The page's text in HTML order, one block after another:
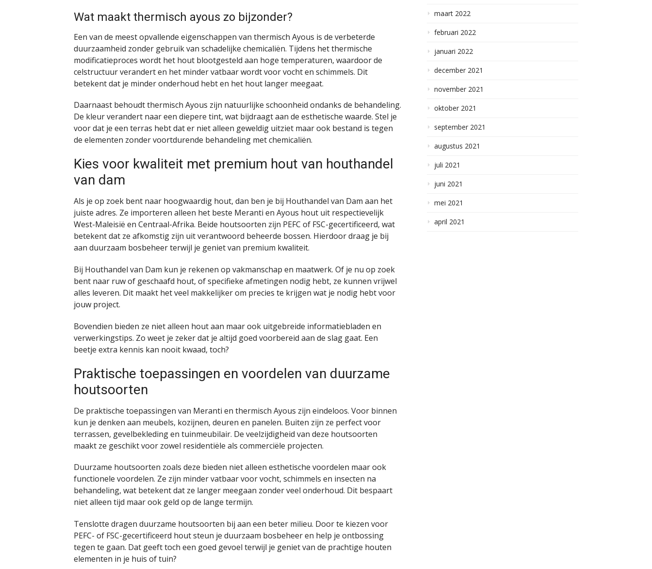
Wat maakt thermisch ayous zo bijzonder?
Een van de meest opvallende eigenschappen van thermisch Ayous is de verbeterde
duurzaamheid zonder gebruik van schadelijke chemicaliën. Tijdens het thermische
modificatieproces wordt het hout blootgesteld aan hoge temperaturen, waardoor de
celstructuur verandert en het minder vatbaar wordt voor vocht en schimmels. Dit
betekent dat je minder onderhoud hebt en het hout langer meegaat.
Daarnaast behoudt thermisch Ayous zijn natuurlijke schoonheid ondanks de behandeling.
De kleur verandert naar een diepere tint, wat bijdraagt aan de esthetische waarde. Stel je
voor dat je een terras hebt dat er niet alleen geweldig uitziet maar ook bestand is tegen
de elementen zonder voortdurende behandeling met chemicaliën.
Kies voor kwaliteit met premium hout van houthandel
van dam
Als je op zoek bent naar hoogwaardig hout, dan ben je bij Houthandel van Dam aan het
juiste adres. Ze importeren alleen het beste Meranti en Ayous hout uit respectievelijk
West-Maleisië en Centraal-Afrika. Beide houtsoorten zijn PEFC of FSC-gecertificeerd, wat
betekent dat ze afkomstig zijn uit verantwoord beheerde bossen. Hierdoor draag je bij
aan duurzaam bosbeheer terwijl je geniet van premium kwaliteit.
Bij Houthandel van Dam kun je rekenen op vakmanschap en maatwerk. Of je nu op zoek
bent naar ruw of geschaafd hout, of specifieke afmetingen nodig hebt, ze kunnen vrijwel
alles leveren. Dit maakt het veel makkelijker om precies te krijgen wat je nodig hebt voor
jouw project.
Bovendien bieden ze niet alleen hout aan maar ook uitgebreide informatiebladen en
verwerkingstips. Zo weet je zeker dat je altijd goed voorbereid aan de slag gaat. Een
beetje extra kennis kan nooit kwaad, toch?
Praktische toepassingen en voordelen van duurzame
houtsoorten
De praktische toepassingen van Meranti en thermisch Ayous zijn eindeloos. Voor binnen
kun je denken aan meubels, kozijnen, deuren en panelen. Buiten zijn ze perfect voor
terrassen, gevelbekleding en tuinmeubilair. De veelzijdigheid van deze houtsoorten
maakt ze geschikt voor zowel residentiële als commerciële projecten.
Duurzame houtsoorten zoals deze bieden niet alleen esthetische voordelen maar ook
functionele voordelen. Ze zijn minder vatbaar voor vocht, schimmels en insecten na
behandeling, wat betekent dat ze langer meegaan zonder veel onderhoud. Dit bespaart
niet alleen tijd maar ook geld op de lange termijn.
Tenslotte dragen duurzame houtsoorten bij aan een beter milieu. Door te kiezen voor
PEFC- of FSC-gecertificeerd hout steun je duurzaam bosbeheer en help je ontbossing
tegen te gaan. Dat geeft toch een goed gevoel terwijl je geniet van de prachtige houten
elementen in je huis of tuin?
maart 2022
februari 2022
januari 2022
december 2021
november 2021
oktober 2021
september 2021
augustus 2021
juli 2021
juni 2021
mei 2021
april 2021